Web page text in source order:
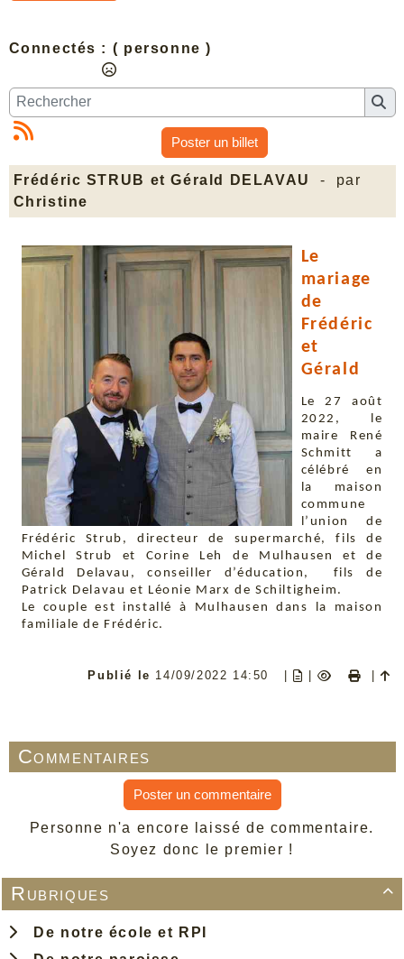

Rubriques
De notre école et RPI
Connectés : ( personne )
Poster un billet
Frédéric STRUB et Gérald DELAVAU
- par
Christine
Le
mariage
de
Frédéric
et
Gérald
Le 27 août
2022, le
maire René
Schmitt a
célébré en
la maison
commune
l’union de
Frédéric Strub, directeur de supermarché, fils de
Michel Strub et Corine Leh de Mulhausen et de
Gérald Delavau, conseiller d’éducation, fils de
Patrick Delavau et Léonie Marx de Schiltigheim.
Le couple est installé à Mulhausen dans la maison
familiale de Frédéric.
Publié le 14/09/2022 14:50 |
Commentaires
Poster un commentaire
Personne n'a encore laissé de commentaire.
Soyez donc le premier !